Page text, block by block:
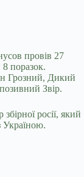
провів 27
8 поразок.
Грозний, Дикий
Звір.
росії, який
Україною.